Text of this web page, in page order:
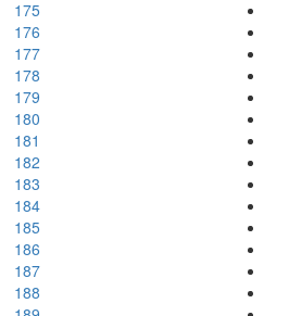
175
176
177
178
179
180
181
182
183
184
185
186
187
188